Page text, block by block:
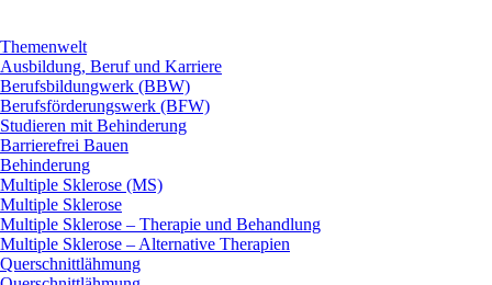
Themenwelt
Ausbildung, Beruf und Karriere
Berufsbildungwerk (BBW)
Berufsförderungswerk (BFW)
Studieren mit Behinderung
Barrierefrei Bauen
Behinderung
Multiple Sklerose (MS)
Multiple Sklerose
Multiple Sklerose – Therapie und Behandlung
Multiple Sklerose – Alternative Therapien
Querschnittlähmung